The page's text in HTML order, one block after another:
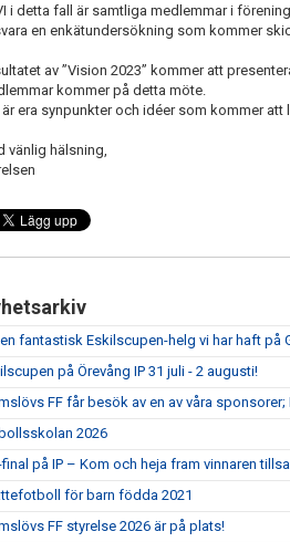
i detta fall är samtliga medlemmar i
en enkätundersökning som kommer
av ”Vision 2023” kommer att
kommer på detta möte.
är era synpunkter och idéer som kommer
vänlig hälsning,
fantastisk Eskilscupen-helg vi har haft på
på Örevång IP 31 juli - 2 augusti!
FF får besök av en av våra
2026
på IP – Kom och heja fram vinnaren
för barn födda 2021
FF styrelse 2026 är på plats!